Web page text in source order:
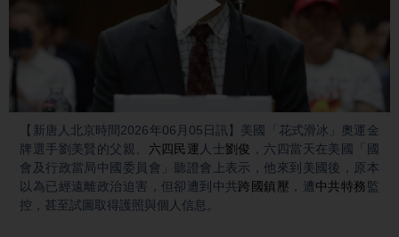
Play
【新唐人北京時間2026年06月05日訊】美國「花式滑冰」奧運金
牌選手劉美賢的父親、 六四民運 人士劉俊
，六四當天在美國「國
會及行政當局中國委員會」聽證會上表示，他來到美國後，原本
以為已經遠離政治迫害，但卻遭到中共跨國鎮壓 ，遭中共特務監
控，甚至試圖取得護照與個人信息。